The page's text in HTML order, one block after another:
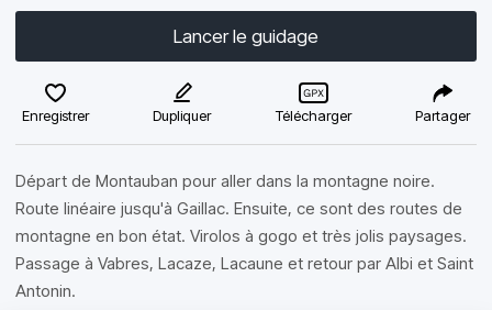
Lancer le guidage
Enregistrer Dupliquer Télécharger Partager
Départ de Montauban pour aller dans la montagne noire.
Route linéaire jusqu'à Gaillac. Ensuite, ce sont des routes de
montagne en bon état. Virolos à gogo et très jolis paysages.
Passage à Vabres, Lacaze, Lacaune et retour par Albi et Saint
Antonin.